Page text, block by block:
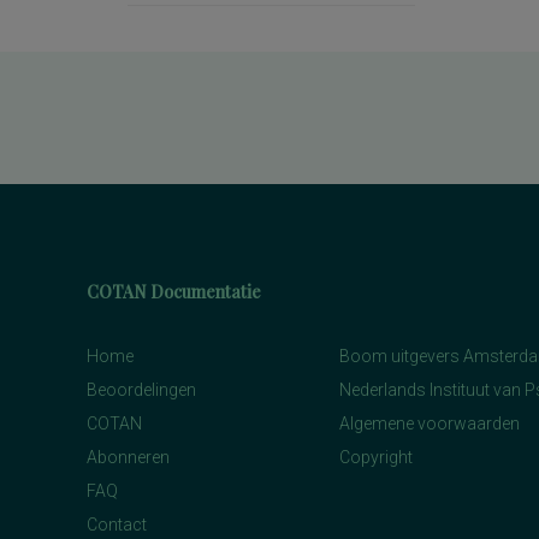
Nederlands leesvaardigheid, Nederlands
woordenschat, Engels leesvaardigheid,
Nederlands leesvaardigheid, Nederlands
Rekenen/Wiskunde en Taalverzorging
kwaliteit van gezinsfunctioneren
drijfveren en talenten
leervorderingen op het gebied van taal en
COTAN Documentatie
Home
Beoordelingen
COTAN
Abonneren
FAQ
Contact
Boom uitgevers
Nederlands Instituut van
Algemene voorwaarden
Copyright